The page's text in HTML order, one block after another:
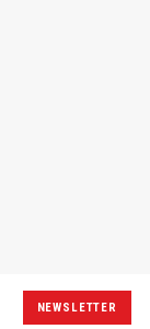
NEWSLETTER